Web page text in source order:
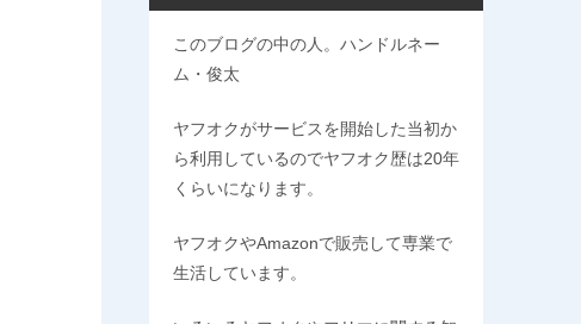
このブログの中の人。ハンドルネー
ム・俊太
ヤフオクがサービスを開始した当初か
ら利用しているのでヤフオク歴は20年
くらいになります。
ヤフオクやAmazonで販売して専業で
生活しています。